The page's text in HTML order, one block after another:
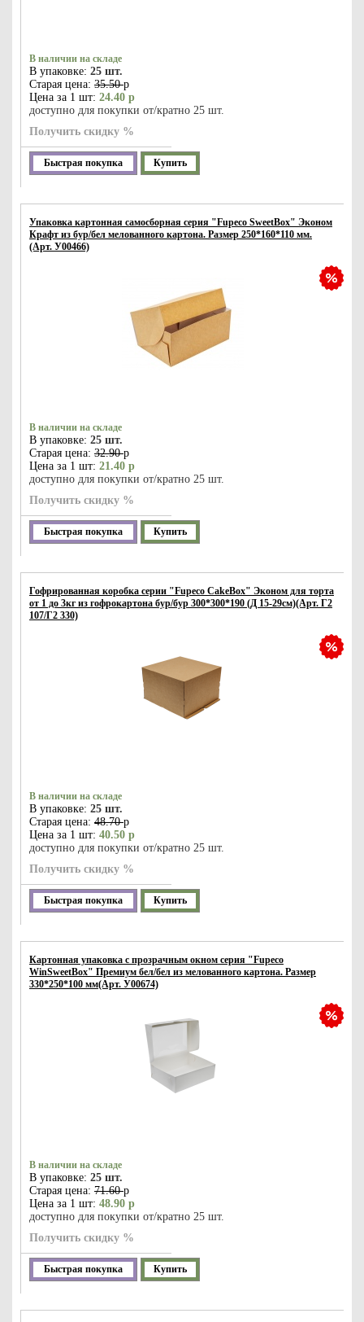
В наличии на складе
В упаковке: 25 шт.
Старая цена: 35.50р
Цена за 1 шт: 24.40 р
доступно для покупки от/кратно 25 шт.
Получить скидку %
Быстрая покупка Купить
Упаковка картонная самосборная серия "Fupeco SweetBox" Эконом
Крафт из бур/бел мелованного картона. Размер 250*160*110 мм.
(Арт. У00466)
В наличии на складе
В упаковке: 25 шт.
Старая цена: 32.90р
Цена за 1 шт: 21.40 р
доступно для покупки от/кратно 25 шт.
Получить скидку %
Быстрая покупка Купить
Гофрированная коробка серии "Fupeco CakeBox" Эконом для торта
от 1 до 3кг из гофрокартона бур/бур 300*300*190 (Д 15-29см)(Арт. Г2
107/Г2 330)
В наличии на складе
В упаковке: 25 шт.
Старая цена: 48.70р
Цена за 1 шт: 40.50 р
доступно для покупки от/кратно 25 шт.
Получить скидку %
Быстрая покупка Купить
Картонная упаковка с прозрачным окном серия "Fupeco
WinSweetBox" Премиум бел/бел из мелованного картона. Размер
330*250*100 мм(Арт. У00674)
В наличии на складе
В упаковке: 25 шт.
Старая цена: 71.60р
Цена за 1 шт: 48.90 р
доступно для покупки от/кратно 25 шт.
Получить скидку %
Быстрая покупка Купить